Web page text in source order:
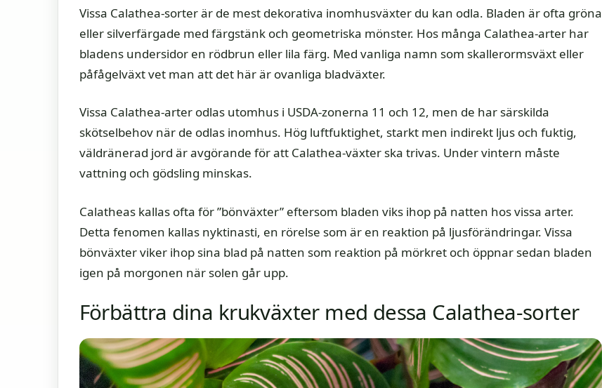
Vissa Calathea-sorter är de mest dekorativa inomhusväxter du kan odla. Bladen är ofta gröna
eller silverfärgade med färgstänk och geometriska mönster. Hos många Calathea-arter har
bladens undersidor en rödbrun eller lila färg. Med vanliga namn som skallerormsväxt eller
påfågelväxt vet man att det här är ovanliga bladväxter.
Vissa Calathea-arter odlas utomhus i USDA-zonerna 11 och 12, men de har särskilda
skötselbehov när de odlas inomhus. Hög luftfuktighet, starkt men indirekt ljus och fuktig,
väldränerad jord är avgörande för att Calathea-växter ska trivas. Under vintern måste
vattning och gödsling minskas.
Calatheas kallas ofta för ”bönväxter” eftersom bladen viks ihop på natten hos vissa arter.
Detta fenomen kallas nyktinasti, en rörelse som är en reaktion på ljusförändringar. Vissa
bönväxter viker ihop sina blad på natten som reaktion på mörkret och öppnar sedan bladen
igen på morgonen när solen går upp.
Förbättra dina krukväxter med dessa Calathea-sorter